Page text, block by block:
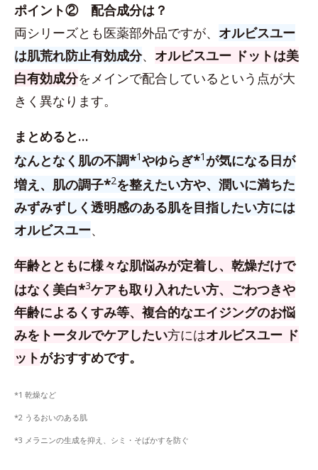
ポイント② 配合成分は？
両シリーズとも医薬部外品ですが、 オルビスユー
は肌荒れ防止有効成分、 オルビスユー ドットは美
白有効成分をメインで配合しているという点が大
きく異なります。
まとめると…
なんとなく肌の不調*1やゆらぎ*1 が気になる日が
増え、肌の調子*2を整えたい方や、潤いに満ちた
みずみずしく透明感のある肌を目指したい方には
オルビスユー、
年齢とともに様々な肌悩みが定着し、乾燥だけで
はなく美白*3ケアも取り入れたい方、 ごわつきや
年齢によるくすみ等、複合的なエイジングのお悩
みをトータルでケアしたい方にはオルビスユー ド
ットがおすすめです。
*1 乾燥など
*2 うるおいのある肌
*3 メラニンの生成を抑え、シミ・そばかすを防ぐ